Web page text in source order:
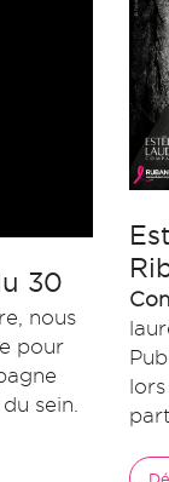
30
nous
pour
sein.